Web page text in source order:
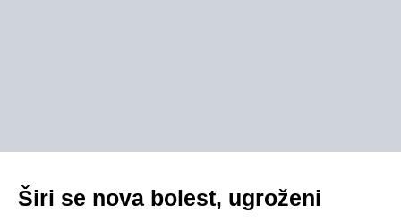
Širi se nova bolest, ugroženi